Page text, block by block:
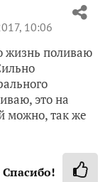
10:06
жизнь поливаю
это на
можно, так же
Спасибо!